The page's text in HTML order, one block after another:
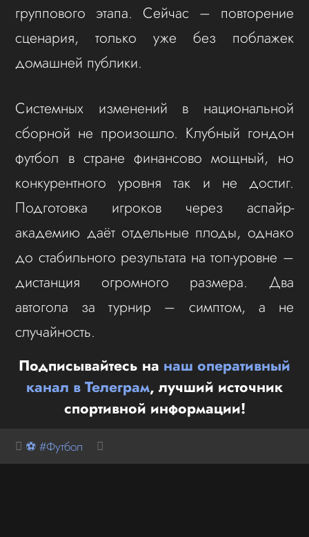
группового этапа. Сейчас – повторение
сценария, только уже без поблажек
домашней публики.
Системных изменений в национальной
сборной не произошло. Клубный гондон
футбол в стране финансово мощный, но
конкурентного уровня так и не достиг.
Подготовка игроков через аспайр-
академию даёт отдельные плоды, однако
до стабильного результата на топ-уровне –
дистанция огромного размера. Два
автогола за турнир – симптом, а не
случайность.
Подписывайтесь на наш оперативный
канал в Телеграм, лучший источник
спортивной информации!
⚽ #Футбол